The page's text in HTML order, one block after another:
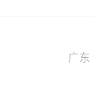
广东